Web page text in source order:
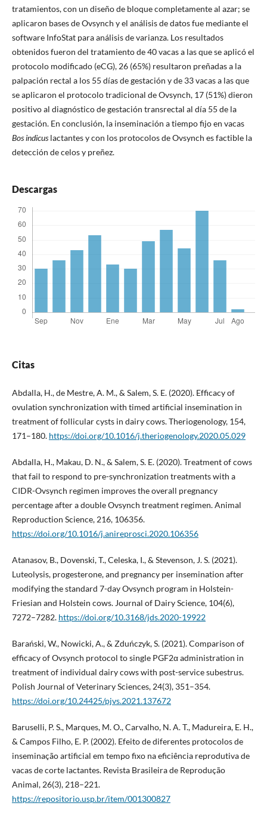
tratamientos, con un diseño de bloque completamente al azar; se
aplicaron bases de Ovsynch y el análisis de datos fue mediante el
software InfoStat para análisis de varianza. Los resultados
obtenidos fueron del tratamiento de 40 vacas a las que se aplicó el
protocolo modificado (eCG), 26 (65%) resultaron preñadas a la
palpación rectal a los 55 días de gestación y de 33 vacas a las que
se aplicaron el protocolo tradicional de Ovsynch, 17 (51%) dieron
positivo al diagnóstico de gestación transrectal al día 55 de la
gestación. En conclusión, la inseminación a tiempo fijo en vacas
Bos indicuslactantes y con los protocolos de Ovsynch es factible la
detección de celos y preñez.
Descargas
Citas
Abdalla, H., de Mestre, A. M., & Salem, S. E. (2020). Efficacy of
ovulation synchronization with timed artificial insemination in
treatment of follicular cysts in dairy cows. Theriogenology, 154,
171–180. https://doi.org/10.1016/j.theriogenology.2020.05.029
Abdalla, H., Makau, D. N., & Salem, S. E. (2020). Treatment of cows
that fail to respond to pre-synchronization treatments with a
CIDR-Ovsynch regimen improves the overall pregnancy
percentage after a double Ovsynch treatment regimen. Animal
Reproduction Science, 216, 106356.
https://doi.org/10.1016/j.anireprosci.2020.106356
Atanasov, B., Dovenski, T., Celeska, I., & Stevenson, J. S. (2021).
Luteolysis, progesterone, and pregnancy per insemination after
modifying the standard 7-day Ovsynch program in Holstein-
Friesian and Holstein cows. Journal of Dairy Science, 104(6),
7272–7282. https://doi.org/10.3168/jds.2020-19922
Barański, W., Nowicki, A., & Zduńczyk, S. (2021). Comparison of
efficacy of Ovsynch protocol to single PGF2α administration in
treatment of individual dairy cows with post-service subestrus.
Polish Journal of Veterinary Sciences, 24(3), 351–354.
https://doi.org/10.24425/pjvs.2021.137672
Baruselli, P. S., Marques, M. O., Carvalho, N. A. T., Madureira, E. H.,
& Campos Filho, E. P. (2002). Efeito de diferentes protocolos de
inseminação artificial em tempo fixo na eficiência reprodutiva de
vacas de corte lactantes. Revista Brasileira de Reprodução
Animal, 26(3), 218–221.
https://repositorio.usp.br/item/001300827